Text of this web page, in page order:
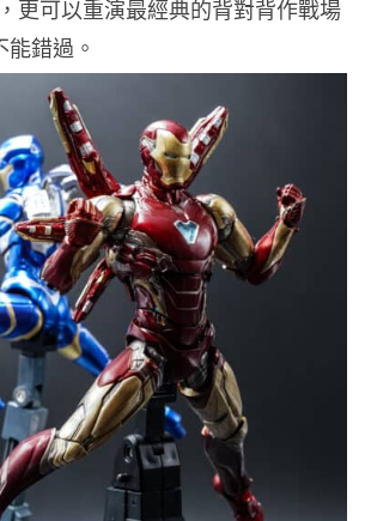
更可以重演最經典的背對背作戰場
錯過。